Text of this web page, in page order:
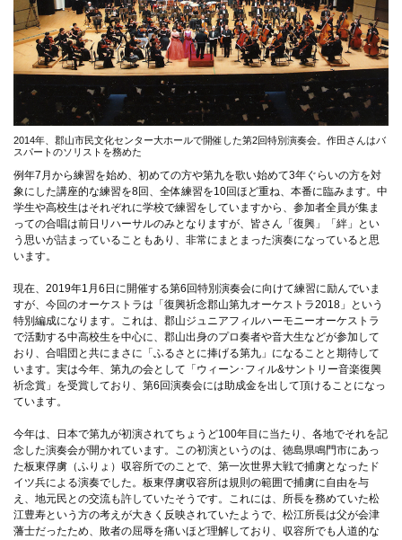
2014年、郡山市民文化センター大ホールで開催した第2回特別演奏会。作田さんはバ
スパートのソリストを務めた
例年7月から練習を始め、初めての方や第九を歌い始めて3年ぐらいの方を対
象にした講座的な練習を8回、全体練習を10回ほど重ね、本番に臨みます。中
学生や高校生はそれぞれに学校で練習をしていますから、参加者全員が集ま
っての合唱は前日リハーサルのみとなりますが、皆さん「復興」「絆」とい
う思いが詰まっていることもあり、非常にまとまった演奏になっていると思
います。
現在、2019年1月6日に開催する第6回特別演奏会に向けて練習に励んでいま
すが、今回のオーケストラは「復興祈念郡山第九オーケストラ2018」という
特別編成になります。これは、郡山ジュニアフィルハーモニーオーケストラ
で活動する中高校生を中心に、郡山出身のプロ奏者や音大生などが参加して
おり、合唱団と共にまさに「ふるさとに捧げる第九」になることと期待して
います。実は今年、第九の会として「ウィーン･フィル&サントリー音楽復興
祈念賞」を受賞しており、第6回演奏会には助成金を出して頂けることになっ
ています。
今年は、日本で第九が初演されてちょうど100年目に当たり、各地でそれを記
念した演奏会が開かれています。この初演というのは、徳島県鳴門市にあっ
た板東俘虜（ふりょ）収容所でのことで、第一次世界大戦で捕虜となったド
イツ兵による演奏でした。板東俘虜収容所は規則の範囲で捕虜に自由を与
え、地元民との交流も許していたそうです。これには、所長を務めていた松
江豊寿という方の考えが大きく反映されていたようで、松江所長は父が会津
藩士だったため、敗者の屈辱を痛いほど理解しており、収容所でも人道的な